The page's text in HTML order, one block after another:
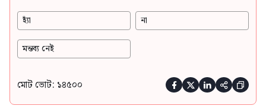
হ্যাঁ না
মন্তব্য নেই
মোট ভোট: ১৪৫০০     